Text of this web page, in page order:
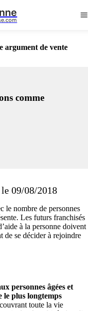
argument de vente
comme
09/08/2018
le nombre de personnes
Les futurs franchisés
à la personne doivent
de se décider à rejoindre
personnes âgées et
le plus longtemps
toute la vie